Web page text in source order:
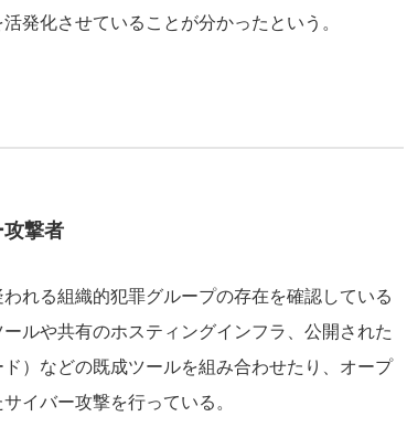
発化させていることが分かったという。
撃者
れる組織的犯罪グループの存在を確認している
ルや共有のホスティングインフラ、公開された
）などの既成ツールを組み合わせたり、オープ
イバー攻撃を行っている。